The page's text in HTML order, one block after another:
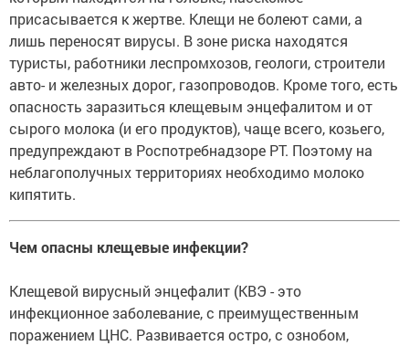
присасывается к жертве. Клещи не болеют сами, а
лишь переносят вирусы. В зоне риска находятся
туристы, работники леспромхозов, геологи, строители
авто- и железных дорог, газопроводов. Кроме того, есть
опасность заразиться клещевым энцефалитом и от
сырого молока (и его продуктов), чаще всего, козьего,
предупреждают в Роспотребнадзоре РТ. Поэтому на
неблагополучных территориях необходимо молоко
кипятить.
Чем опасны клещевые инфекции?
Клещевой вирусный энцефалит (КВЭ - это
инфекционное заболевание, с преимущественным
поражением ЦНС. Развивается остро, с ознобом,